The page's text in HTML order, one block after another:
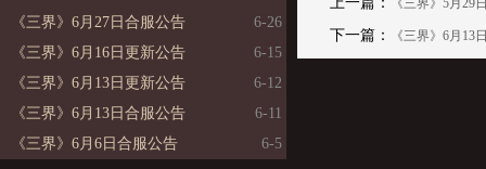
《三界》6月27日合服公告
6-26
《三界》6月16日更新公告
6-15
《三界》6月13日更新公告
6-12
《三界》6月13日合服公告
6-11
《三界》6月6日合服公告
6-5
《三界》5月29
下一篇： 《三界》6月13